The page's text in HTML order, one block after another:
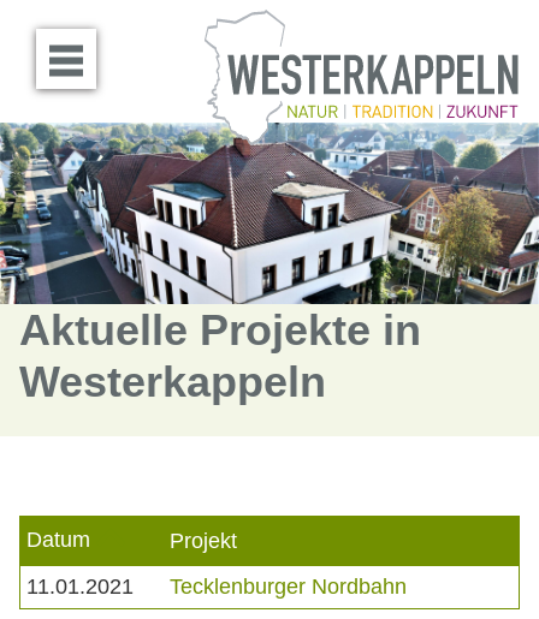
Menü öffnen
Aktuelle Projekte in
Westerkappeln
Datum
Projekt
11.01.2021
Tecklenburger Nordbahn